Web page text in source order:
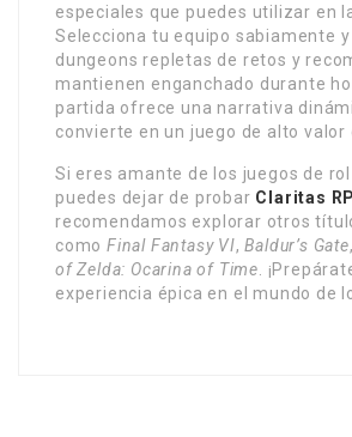
especiales que puedes utilizar en
Selecciona tu equipo sabiamente
dungeons repletas de retos y
mantienen enganchado durante
partida ofrece una narrativa
convierte en un juego de alto valor
Si eres amante de los juegos de
puedes dejar de probar Claritas
recomendamos explorar otros
como Final Fantasy VI,Baldur’s Gate
of Zelda: Ocarina of Time .
experiencia épica en el mundo de